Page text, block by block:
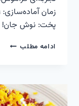
پخت: نوش جان!
ادامه مطلبچلو
ایرانی